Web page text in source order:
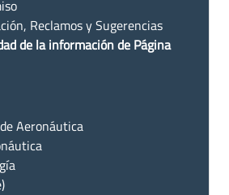
Reclamos y Sugerencias
de la información de Página
Aeronáutica